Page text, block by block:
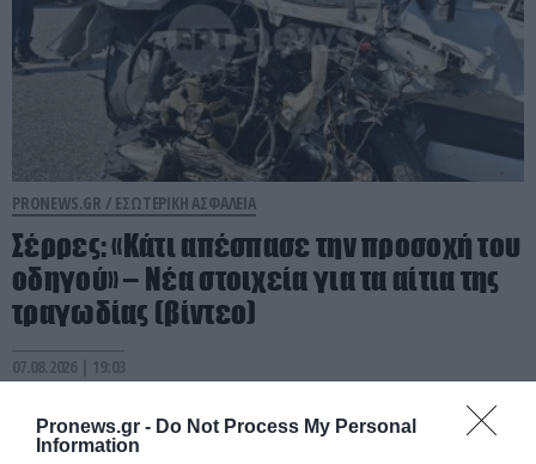
Pronews.gr - Do Not Process My Personal
Information
PRONEWS.GR / ΕΣΩΤΕΡΙΚΗ ΑΣΦΑΛΕΙΑ
Σέρρες: «Κάτι απέσπασε την προσοχή του
οδηγού» – Νέα στοιχεία για τα αίτια της
τραγωδίας (βίντεο)
07.08.2026 | 19:03